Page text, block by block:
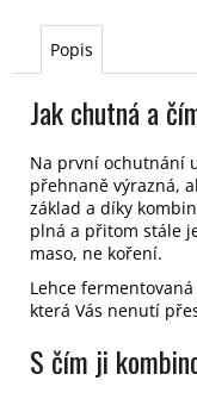
Popis
Jak chutná a
Na první ochutnání
přehnaně výrazná,
základ a díky
plná a přitom stále
maso, ne koření.
Lehce
která Vás nenutí
S čím ji